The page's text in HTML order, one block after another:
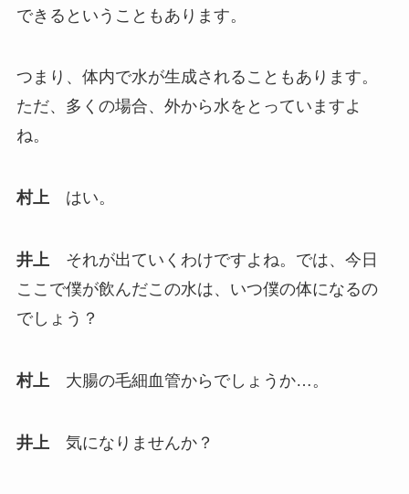
できるということもあります。
つまり、体内で水が生成されることもあります。
ただ、多くの場合、外から水をとっていますよ
ね。
村上はい。
井上それが出ていくわけですよね。では、今日
ここで僕が飲んだこの水は、いつ僕の体になるの
でしょう？
村上 大腸の毛細血管からでしょうか…。
井上 気になりませんか？